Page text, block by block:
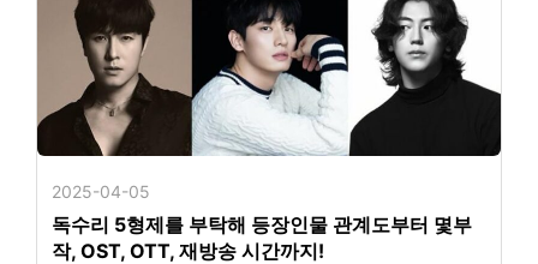
2025-04-05
독수리 5형제를 부탁해 등장인물 관계도부터 몇부
작, OST, OTT, 재방송 시간까지!